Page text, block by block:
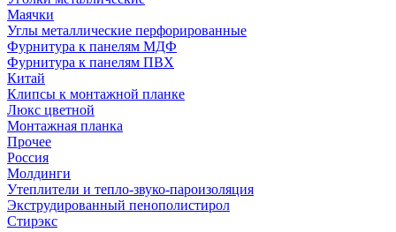
Маячки
Углы металлические перфорированные
Фурнитура к панелям МДФ
Фурнитура к панелям ПВХ
Китай
Клипсы к монтажной планке
Люкс цветной
Монтажная планка
Прочее
Россия
Молдинги
Утеплители и тепло-звуко-пароизоляция
Экструдированный пенополистирол
Стирэкс